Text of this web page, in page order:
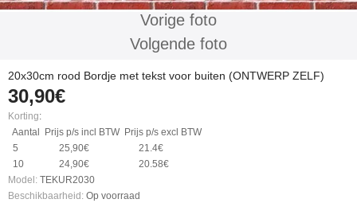
Vorige foto
Volgende foto
20x30cm rood Bordje met tekst voor buiten (ONTWERP ZELF)
30,90€
Korting:
Aantal
Prijs p/s incl BTW Prijs p/s excl BTW
5
25,90€
21.4€
10
24,90€
20.58€
Model: TEKUR2030
Beschikbaarheid: Op voorraad